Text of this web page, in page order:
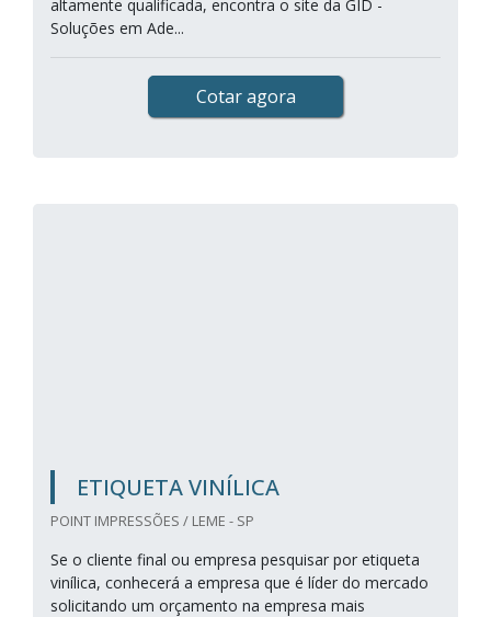
altamente qualificada, encontra o site da GID -
Soluções em Ade...
Cotar agora
ETIQUETA VINÍLICA
POINT IMPRESSÕES / LEME - SP
Se o cliente final ou empresa pesquisar por etiqueta
vinílica, conhecerá a empresa que é líder do mercado
solicitando um orçamento na empresa mais